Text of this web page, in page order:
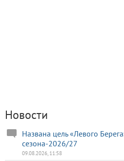
Новости
Названа цель «Левого
сезона-2026/27
09.08.2026, 11:58